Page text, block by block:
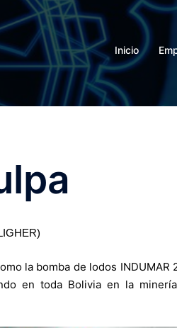
Inicio
la bomba de lodos INDUMAR
en toda Bolivia en la